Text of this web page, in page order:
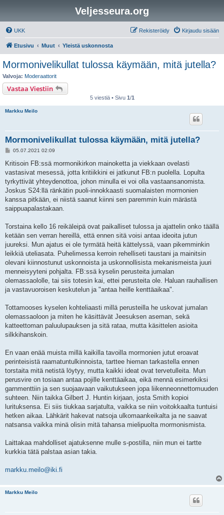
Veljesseura.org
UKK Kirjaudu sisään
Rekisteröidy
Etusivu Muut Yleistä uskonnosta
Mormonivelikullat tulossa käymään, mitä jutella?
Valvoja: Moderaattorit
Vastaa Viestiin
5 viestiä • Sivu 1/1
Markku Meilo
Mormonivelikullat tulossa käymään, mitä jutella?
V
e
t
i
05.07.2021 02:09
Kritisoin FB:ssä mormonikirkon mainoketta ja viekkaan ovelasti
vastasivat mesessä, jotta kritiikkini ei jatkunut FB:n puolella. Lopulta
tyrkyttivät yhteydenottoa, johon minulla ei voi olla vastaansanomista.
Joskus S24:llä ränkätin puoli-innokkaasti suomalaisten mormonien
kanssa pitkään, ei niistä saanut kiinni sen paremmin kuin märästä
saippuapalastakaan.
Torstaina kello 16 reikäleipä ovat paikalliset tulossa ja ajattelin onko täällä
ketään sen verran hereillä, että ennen sitä voisi antaa ideoita jutun
juureksi. Mun ajatus ei ole tyrmätä heitä kättelyssä, vaan pikemminkin
leikkiä uteliasata. Puhelimessa kerroin rehelliseti taustani ja mainitsin
olevani kiinnostunut uskonnoista ja uskonnollisista mekanismeista juuri
menneisyyteni pohjalta. FB:ssä kyselin perusteita jumalan
olemassaololle, tai siis totesin kai, ettei perusteita ole. Haluan rauhallisen
ja vastavuoroisen keskutelun ja "antaa heille kenttäaikaa".
Tottamooses kyselen kohteliaasti millä perusteilla he uskovat jumalan
olemassaoloon ja miten he käsittävät Jeesuksen aseman, sekä
katteettoman paluulupauksen ja sitä rataa, mutta käsittelen asioita
silkkihanskoin.
En vaan enää muista millä kaikilla tavoilla mormonien jutut eroavat
perinteisistä raamatuntulkinnoista, tarttee hieman tarkastella ennen
torstaita mitä netistä löytyy, mutta kaikki ideat ovat tervetulleita. Mun
perusvire on tosiaan antaa pojille kenttäaikaa, eikä mennä esimerkiksi
garnmenttiin ja sen suojaavaan vaikutukseen jopa liikenneonnettomuuden
suhteen. Niin taikka Gilbert J. Huntin kirjaan, josta Smith kopioi
lurituksensa. Ei siis tiukkaa sarjatulta, vaikka se niin voitokkaalta tuntuisi
hetken aikaa. Lähkärit hakevat natsoja ulkomaankeikalta ja ne saavat
natsansa vaikka minä olisin mitä tahansa mielipuolta mormonismista.
Laittakaa mahdolliset ajatuksenne mulle s-postilla, niin mun ei tartte
kurkkia tätä palstaa asian takia.
markku.meilo@iki.fi
Markku Meilo